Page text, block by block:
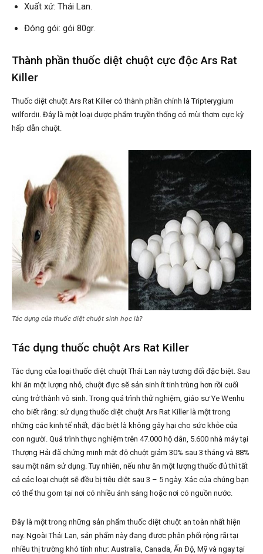
Xuất xứ: Thái Lan.
Đóng gói: gói 80gr.
Thành phần thuốc diệt chuột cực độc Ars Rat
Killer
Thuốc diệt chuột Ars Rat Killer có thành phần chính là Tripterygium
wilfordii. Đây là một loại dược phẩm truyền thống có mùi thơm cực kỳ
hấp dẫn chuột.
Tác dụng của thuốc diệt chuột sinh học là?
Tác dụng thuốc chuột Ars Rat Killer
Tác dụng của loại thuốc diệt chuột Thái Lan này tương đối đặc biệt. Sau
khi ăn một lượng nhỏ, chuột đực sẽ sản sinh ít tinh trùng hơn rồi cuối
cùng trở thành vô sinh. Trong quá trình thử nghiệm, giáo sư Ye Wenhu
cho biết rằng: sử dụng thuốc diệt chuột Ars Rat Killer là một trong
những các kinh tế nhất, đặc biệt là không gây hại cho sức khỏe của
con người. Quá trình thực nghiệm trên 47.000 hộ dân, 5.600 nhà máy tại
Thượng Hải đã chứng minh mật độ chuột giảm 30% sau 3 tháng và 88%
sau một năm sử dụng. Tuy nhiên, nếu như ăn một lượng thuốc đủ thì tất
cả các loại chuột sẽ đều bị tiêu diệt sau 3 – 5 ngày. Xác của chúng bạn
có thể thu gom tại nơi có nhiều ánh sáng hoặc nơi có nguồn nước.
Đây là một trong những sản phẩm thuốc diệt chuột an toàn nhất hiện
nay. Ngoài Thái Lan, sản phẩm này đang được phân phối rộng rãi tại
nhiều thị trường khó tính như: Australia, Canada, Ấn Độ, Mỹ và ngay tại